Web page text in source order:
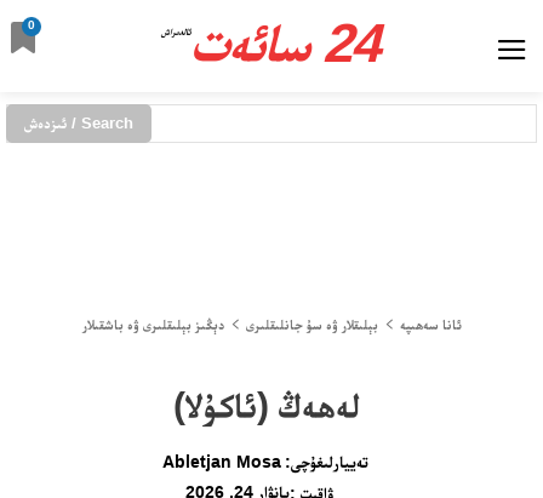
24 سائەت ئالدىراش
0
Search / ئىزدەش
ئانا سەھىپە بېلىقلار ۋە سۇ جانلىقلىرى دېڭىز بېلىقلىرى ۋە باشقىلار
لەھەڭ (ئاكۇلا)
تەييارلىغۇچى: Abletjan Mosa
ۋاقىت :يانۋار 24, 2026